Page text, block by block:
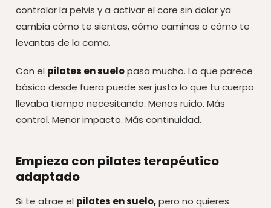
controlar la pelvis y a activar el core sin dolor ya
cambia cómo te sientas, cómo caminas o cómo te
levantas de la cama.
Con el pilates en suelopasa mucho. Lo que parece
básico desde fuera puede ser justo lo que tu cuerpo
llevaba tiempo necesitando. Menos ruido. Más
control. Menor impacto. Más continuidad.
Empieza con pilates terapéutico
adaptado
Si te atrae el pilates en suelo,pero no quieres